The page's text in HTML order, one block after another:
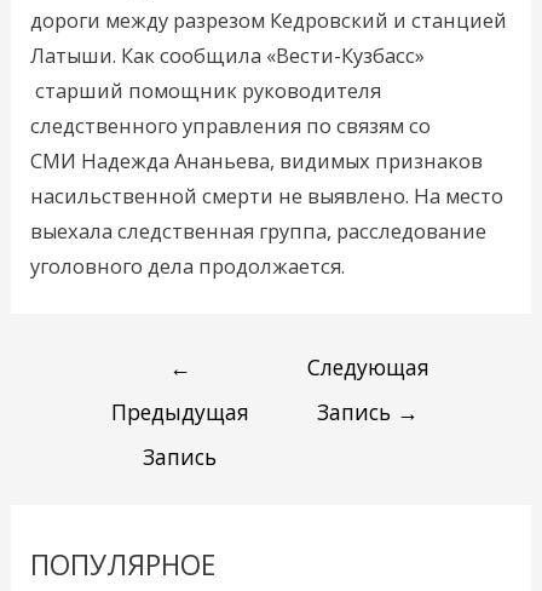
дороги между разрезом Кедровский и станцией
Латыши. Как сообщила «Вести-Кузбасс»
старший помощник руководителя
следственного управления по связям со
СМИ Надежда Ананьева, видимых признаков
насильственной смерти не выявлено. На место
выехала следственная группа, расследование
уголовного дела продолжается.
←
Предыдущая
Запись
Следующая
Запись →
ПОПУЛЯРНОЕ